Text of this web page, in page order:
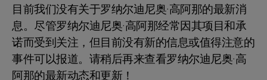
目前我们没有关于罗纳尔迪尼奥·高阿那的最新消
息。尽管罗纳尔迪尼奥·高阿那经常因其项目和承
诺而受到关注，但目前没有新的信息或值得注意的
事件可以报道。请稍后再来查看罗纳尔迪尼奥·高
阿那的最新动态和更新！